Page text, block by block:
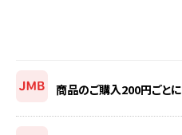
商品のご購入200円ごとに